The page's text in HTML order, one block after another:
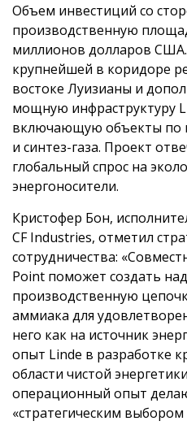
Объем инвестиций со
производственную
миллионов долларов США.
крупнейшей в коридоре
востоке Луизианы и
мощную инфраструктуру
включающую объекты по
и синтез-газа. Проект
глобальный спрос на
энергоносители.
Кристофер Бон,
CF Industries, отметил
сотрудничества:
Point поможет создать
производственную
аммиака для
него как на источник
опыт Linde в разработке
области чистой
операционный опыт
«стратегическим